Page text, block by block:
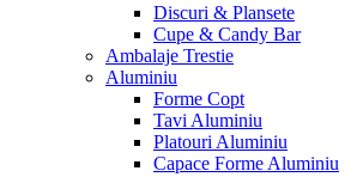
Discuri & Plansete
Cupe & Candy Bar
Ambalaje Trestie
Aluminiu
Forme Copt
Tavi Aluminiu
Platouri Aluminiu
Capace Forme Aluminiu